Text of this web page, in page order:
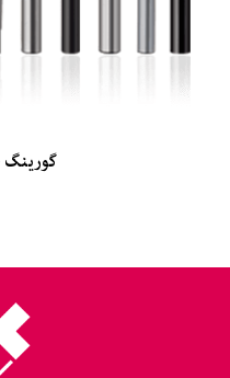
گورینگ GUHRING